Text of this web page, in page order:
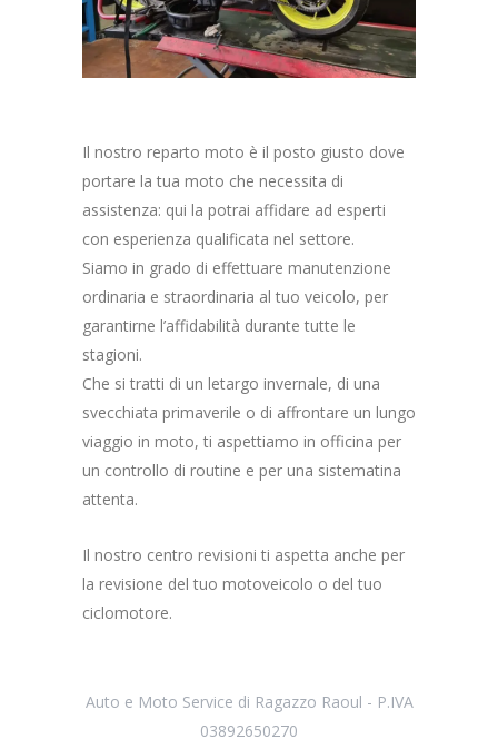
Il nostro reparto moto è il posto giusto dove
portare la tua moto che necessita di
assistenza: qui la potrai affidare ad esperti
con esperienza qualificata nel settore.
Siamo in grado di effettuare manutenzione
ordinaria e straordinaria al tuo veicolo, per
garantirne l’affidabilità durante tutte le
stagioni.
Che si tratti di un letargo invernale, di una
svecchiata primaverile o di affrontare un lungo
viaggio in moto, ti aspettiamo in officina per
un controllo di routine e per una sistematina
attenta.
Il nostro centro revisioni ti aspetta anche per
la revisione del tuo motoveicolo o del tuo
ciclomotore.
Auto e Moto Service di Ragazzo Raoul - P.IVA
03892650270